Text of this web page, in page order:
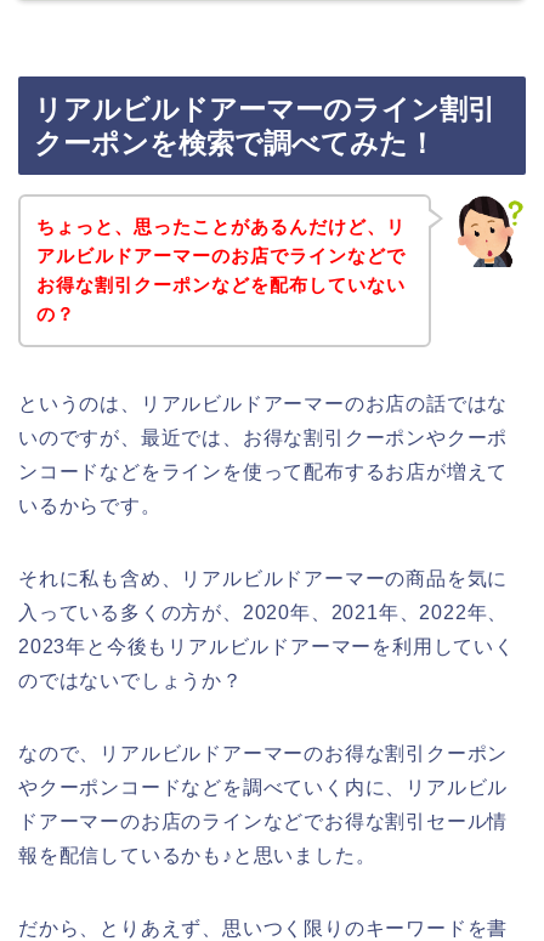
リアルビルドアーマーのライン割引
クーポンを検索で調べてみた！
ちょっと、思ったことがあるんだけど、リ
アルビルドアーマーのお店でラインなどで
お得な割引クーポンなどを配布していない
の？
というのは、リアルビルドアーマーのお店の話ではな
いのですが、最近では、お得な割引クーポンやクーポ
ンコードなどをラインを使って配布するお店が増えて
いるからです。
それに私も含め、リアルビルドアーマーの商品を気に
入っている多くの方が、2020年、2021年、2022年、
2023年と今後もリアルビルドアーマーを利用していく
のではないでしょうか？
なので、リアルビルドアーマーのお得な割引クーポン
やクーポンコードなどを調べていく内に、リアルビル
ドアーマーのお店のラインなどでお得な割引セール情
報を配信しているかも♪と思いました。
だから、とりあえず、思いつく限りのキーワードを書